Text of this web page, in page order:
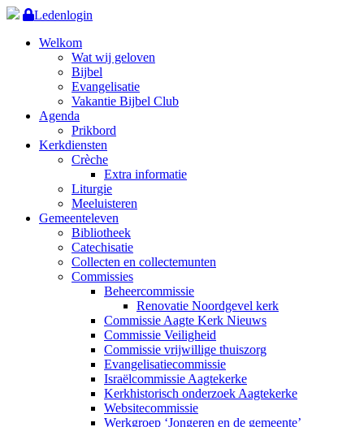
Ledenlogin
Welkom
Wat wij geloven
Bijbel
Evangelisatie
Vakantie Bijbel Club
Agenda
Prikbord
Kerkdiensten
Crèche
Extra informatie
Liturgie
Meeluisteren
Gemeenteleven
Bibliotheek
Catechisatie
Collecten en collectemunten
Commissies
Beheercommissie
Renovatie Noordgevel kerk
Commissie Aagte Kerk Nieuws
Commissie Veiligheid
Commissie vrijwillige thuiszorg
Evangelisatiecommissie
Israëlcommissie Aagtekerke
Kerkhistorisch onderzoek Aagtekerke
Websitecommissie
Werkgroep ‘Jongeren en de gemeente’